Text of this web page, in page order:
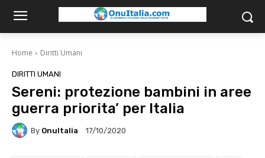
Home Diritti Umani
DIRITTI UMANI
Sereni: protezione bambini in aree
guerra priorita’ per Italia
By OnuItalia 17/10/2020